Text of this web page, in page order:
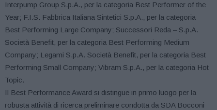
Interpump Group S.p.A., per la categoria Best Performer of the
Year; F.I.S. Fabbrica Italiana Sintetici S.p.A., per la categoria
Best Performing Large Company; Successori Reda – S.p.A.
Società Benefit, per la categoria Best Performing Medium
Company; Legami S.p.A. Società Benefit, per la categoria Best
Performing Small Company; Vibram S.p.A., per la categoria Hot
Topic.
Il Best Performance Award si distingue in primo luogo per la
robusta attività di ricerca preliminare condotta da SDA Bocconi